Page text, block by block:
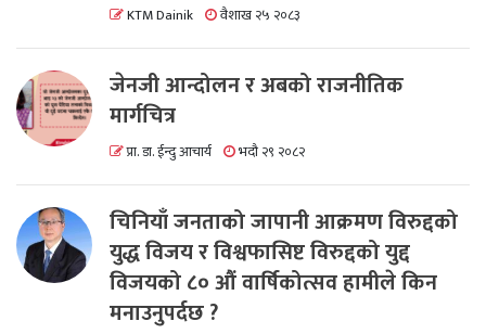
KTM Dainik वैशाख २५ २०८३
जेनजी आन्दोलन र अबको राजनीतिक
मार्गचित्र
प्रा. डा. ईन्दु आचार्य भदौ २९ २०८२
चिनियाँ जनताको जापानी आक्रमण विरुद्दको
युद्ध विजय र विश्वफासिष्ट विरुद्दको युद्द
विजयको ८० औं वार्षिकोत्सव हामीले किन
मनाउनुपर्दछ ?